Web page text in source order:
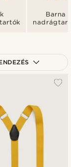
Barna
ár
ár